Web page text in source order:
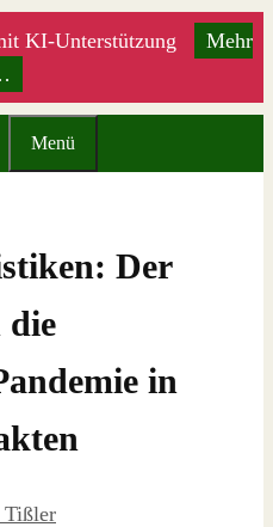
KI-Unterstützung
Mehr
Menü
Der
die
in
Tißler